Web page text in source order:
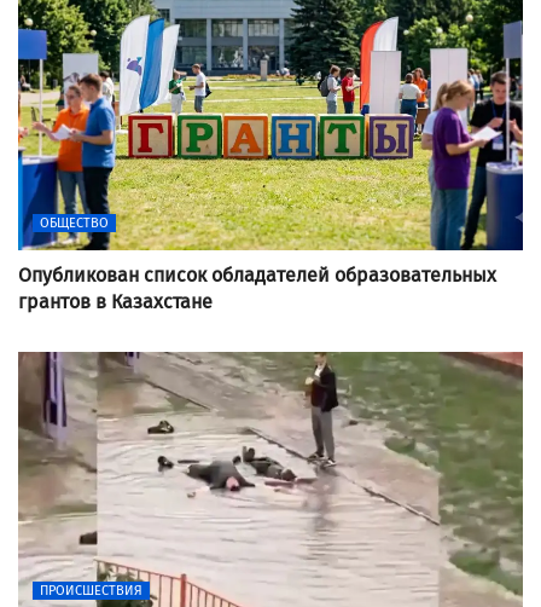
ОБЩЕСТВО
Опубликован список обладателей образовательных
грантов в Казахстане
ПРОИСШЕСТВИЯ